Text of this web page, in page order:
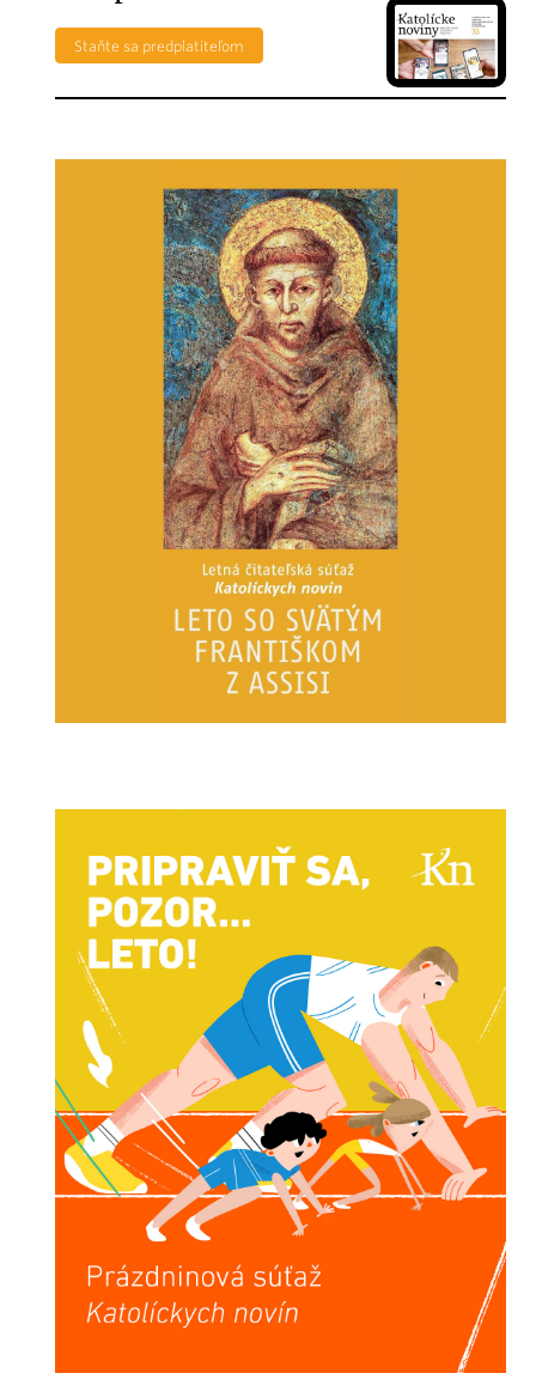
Staňte sa predplatiteľom